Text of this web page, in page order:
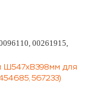
00261915,